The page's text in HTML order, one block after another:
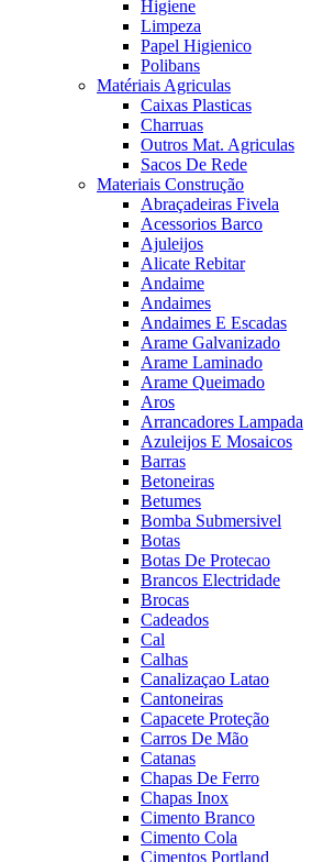
Higiene
Limpeza
Papel Higienico
Polibans
Matériais Agriculas
Caixas Plasticas
Charruas
Outros Mat. Agriculas
Sacos De Rede
Materiais Construção
Abraçadeiras Fivela
Acessorios Barco
Ajuleijos
Alicate Rebitar
Andaime
Andaimes
Andaimes E Escadas
Arame Galvanizado
Arame Laminado
Arame Queimado
Aros
Arrancadores Lampada
Azuleijos E Mosaicos
Barras
Betoneiras
Betumes
Bomba Submersivel
Botas
Botas De Protecao
Brancos Electridade
Brocas
Cadeados
Cal
Calhas
Canalizaçao Latao
Cantoneiras
Capacete Proteção
Carros De Mão
Catanas
Chapas De Ferro
Chapas Inox
Cimento Branco
Cimento Cola
Cimentos Portland